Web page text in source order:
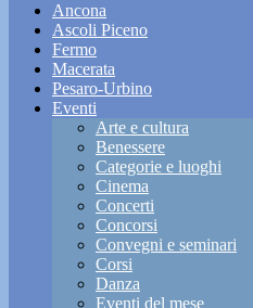
Ancona
Ascoli Piceno
Fermo
Macerata
Pesaro-Urbino
Eventi
Arte e cultura
Benessere
Categorie e luoghi
Cinema
Concerti
Concorsi
Convegni e seminari
Corsi
Danza
Eventi del mese